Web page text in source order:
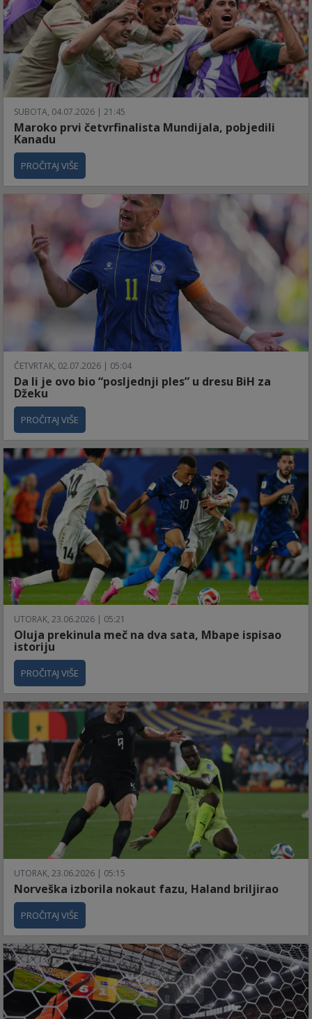
SUBOTA, 04.07.2026 | 21:45
Maroko prvi četvrfinalista Mundijala, pobjedili
Kanadu
PROČITAJ VIŠE
ČETVRTAK, 02.07.2026 | 05:04
Da li je ovo bio “posljednji ples” u dresu BiH za
Džeku
PROČITAJ VIŠE
UTORAK, 23.06.2026 | 05:21
Oluja prekinula meč na dva sata, Mbape ispisao
istoriju
PROČITAJ VIŠE
UTORAK, 23.06.2026 | 05:15
Norveška izborila nokaut fazu, Haland briljirao
PROČITAJ VIŠE